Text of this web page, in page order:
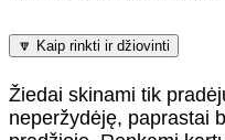
🔽 Kaip rinkti ir džiovinti
Žiedai skinami tik
neperžydėję, paprastai